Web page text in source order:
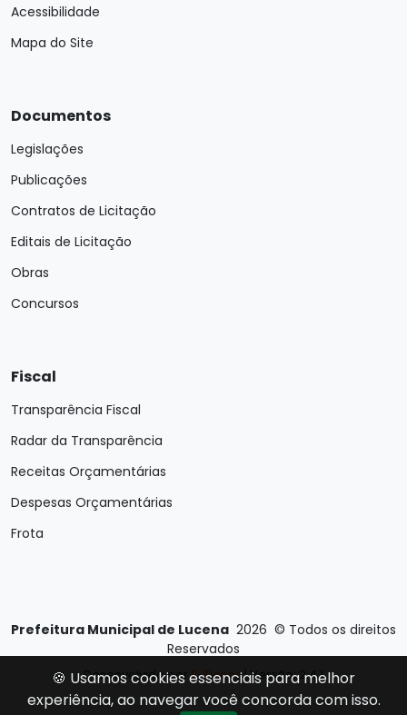
Acessibilidade
Mapa do Site
Documentos
Legislações
Publicações
Contratos de Licitação
Editais de Licitação
Obras
Concursos
Fiscal
Transparência Fiscal
Radar da Transparência
Receitas Orçamentárias
Despesas Orçamentárias
Frota
Prefeitura Municipal de Lucena 2026 © Todos os direitos
Reservados
Desenvolvido porE-Ticons| Versão: 2.4.1
🍪 Usamos cookies essenciais para melhor
experiência, ao navegar você concorda com isso.